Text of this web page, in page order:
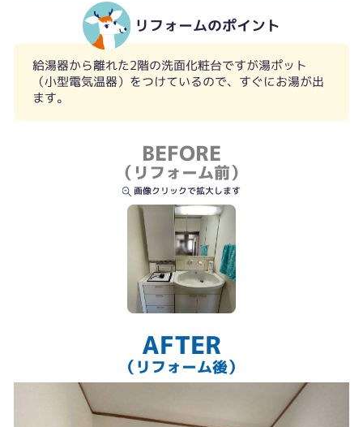
リフォームのポイント
給湯器から離れた2階の洗面化粧台ですが湯ポット
（小型電気温器）をつけているので、すぐにお湯が出
ます。
BEFORE
（リフォーム前）
画像クリックで拡大します
AFTER
（リフォーム後）